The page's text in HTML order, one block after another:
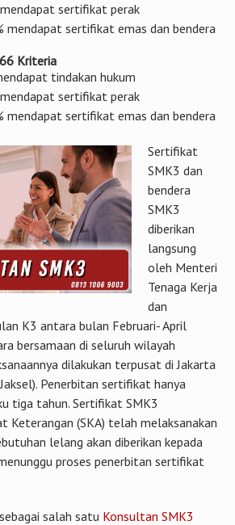
sertifikat perak
mendapat sertifikat emas dan bendera
Kriteria
tindakan hukum
sertifikat perak
mendapat sertifikat emas dan bendera
Sertifikat
SMK3 dan
bendera
SMK3
diberikan
langsung
oleh Menteri
Tenaga Kerja
dan
K3 antara bulan Februari- April
bersamaan di seluruh wilayah
dilakukan terpusat di Jakarta
Penerbitan sertifikat hanya
tiga tahun. Sertifikat SMK3
Keterangan (SKA) telah melaksanakan
lelang akan diberikan kepada
proses penerbitan sertifikat
salah satu Konsultan SMK3